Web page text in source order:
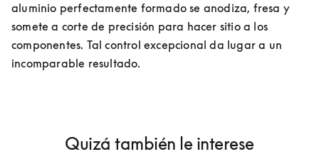
aluminio perfectamente formado se anodiza, fresa y
somete a corte de precisión para hacer sitio a los
componentes. Tal control excepcional da lugar a un
incomparable resultado.
Quizá también le interese